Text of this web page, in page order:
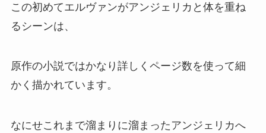
この初めてエルヴァンがアンジェリカと体を重ね
るシーンは、
原作の小説ではかなり詳しくページ数を使って細
かく描かれています。
なにせこれまで溜まりに溜まったアンジェリカへ